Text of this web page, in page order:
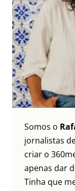
Somos o
jornalistas
criar o
apenas dar
Tinha que